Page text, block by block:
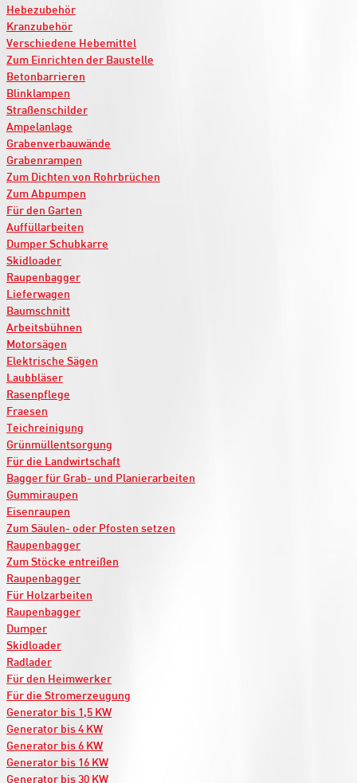
Hebezubehör
Kranzubehör
Verschiedene Hebemittel
Zum Einrichten der Baustelle
Betonbarrieren
Blinklampen
Straßenschilder
Ampelanlage
Grabenverbauwände
Grabenrampen
Zum Dichten von Rohrbrüchen
Zum Abpumpen
Für den Garten
Auffüllarbeiten
Dumper Schubkarre
Skidloader
Raupenbagger
Lieferwagen
Baumschnitt
Arbeitsbühnen
Motorsägen
Elektrische Sägen
Laubbläser
Rasenpflege
Fraesen
Teichreinigung
Grünmüllentsorgung
Für die Landwirtschaft
Bagger für Grab- und Planierarbeiten
Gummiraupen
Eisenraupen
Zum Säulen- oder Pfosten setzen
Raupenbagger
Zum Stöcke entreißen
Raupenbagger
Für Holzarbeiten
Raupenbagger
Dumper
Skidloader
Radlader
Für den Heimwerker
Für die Stromerzeugung
Generator bis 1,5 KW
Generator bis 4 KW
Generator bis 6 KW
Generator bis 16 KW
Generator bis 30 KW